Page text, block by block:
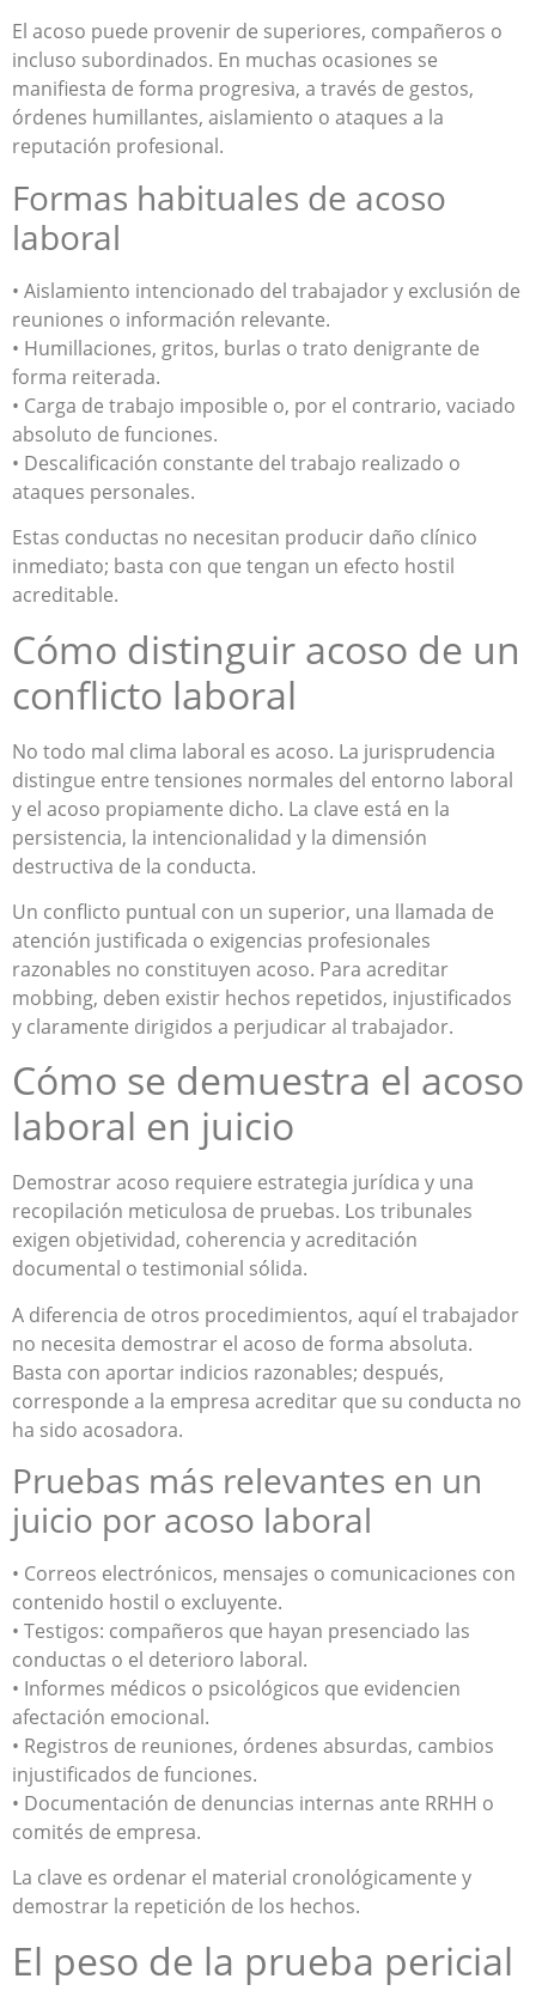
El acoso puede provenir de superiores, compañeros o
incluso subordinados. En muchas ocasiones se
manifiesta de forma progresiva, a través de gestos,
órdenes humillantes, aislamiento o ataques a la
reputación profesional.
Formas habituales de acoso
laboral
• Aislamiento intencionado del trabajador y exclusión de
reuniones o información relevante.
• Humillaciones, gritos, burlas o trato denigrante de
forma reiterada.
• Carga de trabajo imposible o, por el contrario, vaciado
absoluto de funciones.
• Descalificación constante del trabajo realizado o
ataques personales.
Estas conductas no necesitan producir daño clínico
inmediato; basta con que tengan un efecto hostil
acreditable.
Cómo distinguir acoso de un
conflicto laboral
No todo mal clima laboral es acoso. La jurisprudencia
distingue entre tensiones normales del entorno laboral
y el acoso propiamente dicho. La clave está en la
persistencia, la intencionalidad y la dimensión
destructiva de la conducta.
Un conflicto puntual con un superior, una llamada de
atención justificada o exigencias profesionales
razonables no constituyen acoso. Para acreditar
mobbing, deben existir hechos repetidos, injustificados
y claramente dirigidos a perjudicar al trabajador.
Cómo se demuestra el acoso
laboral en juicio
Demostrar acoso requiere estrategia jurídica y una
recopilación meticulosa de pruebas. Los tribunales
exigen objetividad, coherencia y acreditación
documental o testimonial sólida.
A diferencia de otros procedimientos, aquí el trabajador
no necesita demostrar el acoso de forma absoluta.
Basta con aportar indicios razonables; después,
corresponde a la empresa acreditar que su conducta no
ha sido acosadora.
Pruebas más relevantes en un
juicio por acoso laboral
• Correos electrónicos, mensajes o comunicaciones con
contenido hostil o excluyente.
• Testigos: compañeros que hayan presenciado las
conductas o el deterioro laboral.
• Informes médicos o psicológicos que evidencien
afectación emocional.
• Registros de reuniones, órdenes absurdas, cambios
injustificados de funciones.
• Documentación de denuncias internas ante RRHH o
comités de empresa.
La clave es ordenar el material cronológicamente y
demostrar la repetición de los hechos.
El peso de la prueba pericial